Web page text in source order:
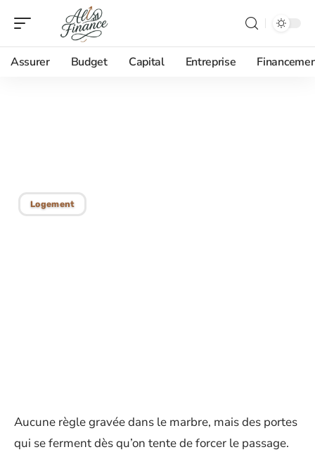
Assurer Budget Capital Entreprise
Logement
Aucune règle gravée dans le marbre, mais des portes
qui se ferment dès qu’on tente de forcer le passage.